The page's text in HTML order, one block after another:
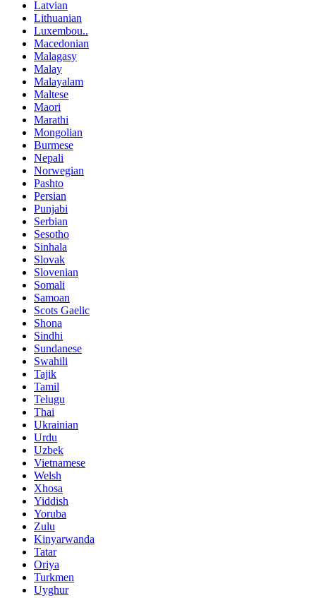
Latvian
Lithuanian
Luxembou..
Macedonian
Malagasy
Malay
Malayalam
Maltese
Maori
Marathi
Mongolian
Burmese
Nepali
Norwegian
Pashto
Persian
Punjabi
Serbian
Sesotho
Sinhala
Slovak
Slovenian
Somali
Samoan
Scots Gaelic
Shona
Sindhi
Sundanese
Swahili
Tajik
Tamil
Telugu
Thai
Ukrainian
Urdu
Uzbek
Vietnamese
Welsh
Xhosa
Yiddish
Yoruba
Zulu
Kinyarwanda
Tatar
Oriya
Turkmen
Uyghur